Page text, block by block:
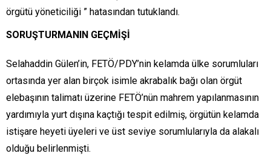
örgütü yöneticiliği ” hatasından tutuklandı.
SORUŞTURMANIN GEÇMİŞİ
Selahaddin Gülen’in, FETÖ/PDY’nin kelamda ülke sorumluları
ortasında yer alan birçok isimle akrabalık bağı olan örgüt
elebaşının talimatı üzerine FETÖ’nün mahrem yapılanmasının
yardımıyla yurt dışına kaçtığı tespit edilmiş, örgütün kelamda
istişare heyeti üyeleri ve üst seviye sorumlularıyla da alakalı
olduğu belirlenmişti.